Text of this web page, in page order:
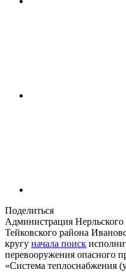
Поделиться
Администрация Нерльского
Тейковского района
кругу начала поиск
перевооружения опасного
«Система теплоснабжения